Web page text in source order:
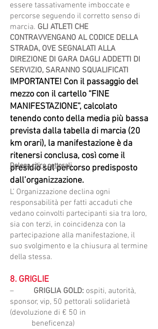
essere tassativamente imboccate e
percorse seguendo il corretto senso di
marcia. GLI ATLETI CHE
CONTRAVVENGANO AL CODICE DELLA
STRADA, OVE SEGNALATI ALLA
DIREZIONE DI GARA DAGLI ADDETTI DI
SERVIZIO, SARANNO SQUALIFICATI
IMPORTANTE! Con il passaggio del
mezzo con il cartello “FINE
MANIFESTAZIONE”, calcolato
tenendo conto della media più bassa
prevista dalla tabella di marcia (20
km orari), la manifestazione è da
ritenersi conclusa, così come il
presidio sul percorso predisposto
dall’organizzazione.
L’ Organizzazione declina ogni
responsabilità per fatti accaduti che
vedano coinvolti partecipanti sia tra loro,
sia con terzi, in coincidenza con la
partecipazione alla manifestazione, il
suo svolgimento e la chiusura al termine
della stessa.
8. GRIGLIE
– GRIGLIA GOLD: ospiti, autorità,
sponsor, vip, 50 pettorali solidarietà
(devoluzione di € 50 in
beneficenza)
Delega ritiro pettorali